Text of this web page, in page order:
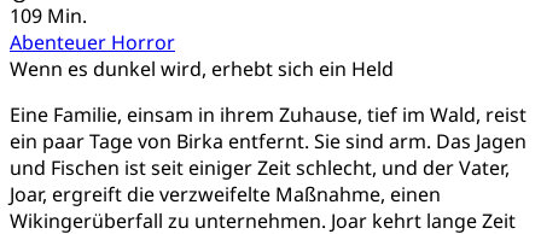
109 Min.
Abenteuer Horror
Wenn es dunkel wird, erhebt sich ein Held
Eine Familie, einsam in ihrem Zuhause, tief im Wald, reist
ein paar Tage von Birka entfernt. Sie sind arm. Das Jagen
und Fischen ist seit einiger Zeit schlecht, und der Vater,
Joar, ergreift die verzweifelte Maßnahme, einen
Wikingerüberfall zu unternehmen. Joar kehrt lange Zeit